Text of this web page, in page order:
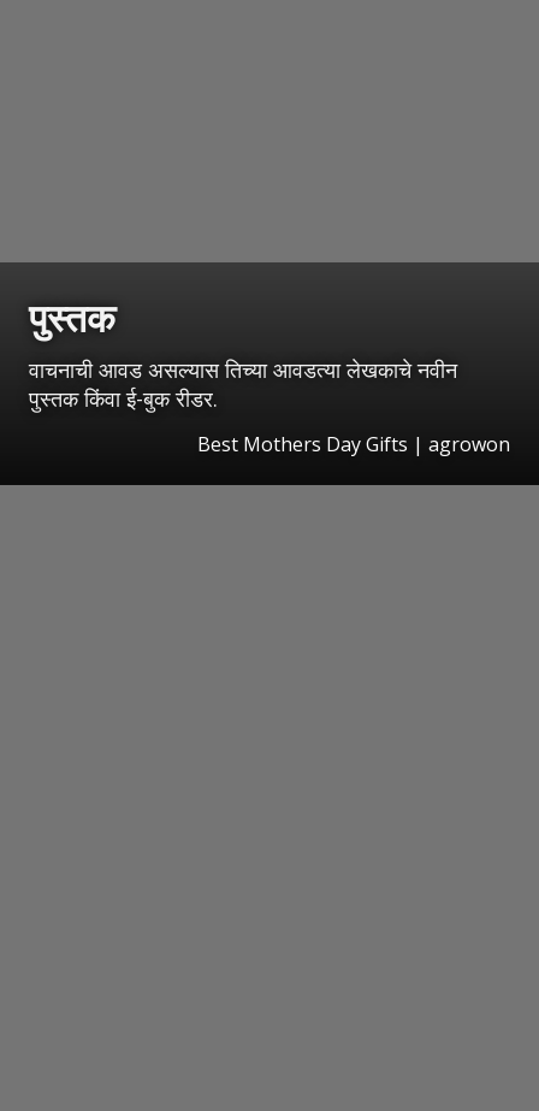
पुस्तक
वाचनाची आवड असल्यास तिच्या आवडत्या लेखकाचे नवीन
पुस्तक किंवा ई-बुक रीडर.
Best Mothers Day Gifts | agrowon